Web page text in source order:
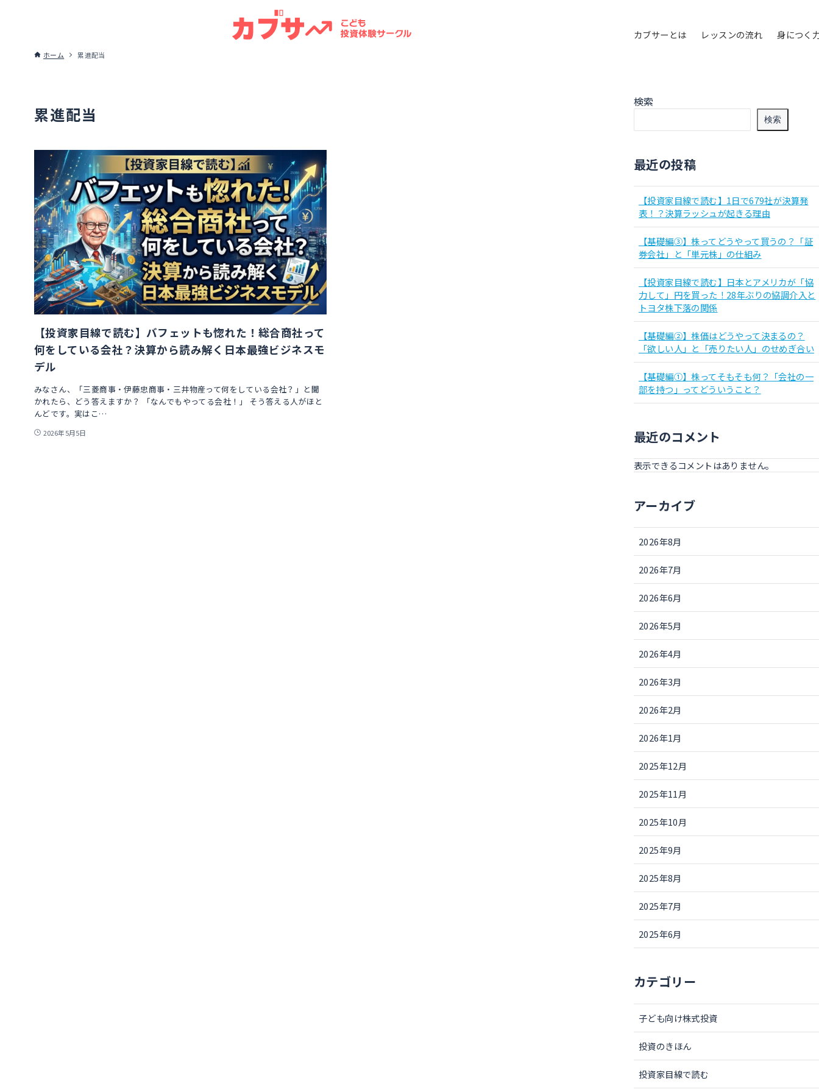
カブサーとは レッスンの流れ 身につく
ホーム 累進配当
累進配当
【投資家目線で読む】バフェットも惚れた！総合商社って
何をしている会社？決算から読み解く日本最強ビジネスモ
デル
みなさん、「三菱商事・伊藤忠商事・三井物産って何をしている会社？」と聞
かれたら、どう答えますか？ 「なんでもやってる会社！」 そう答える人がほと
んどです。実はこ…
2026年5月5日
検索
検索
最近の投稿
【投資家目線で読む】1日で679社が決算発
表！？決算ラッシュが起きる理由
【基礎編③】株ってどうやって買うの？「証
券会社」と「単元株」の仕組み
【投資家目線で読む】日本とアメリカが「協
力して」円を買った！28年ぶりの協調介入と
トヨタ株下落の関係
【基礎編②】株価はどうやって決まるの？
「欲しい人」と「売りたい人」のせめぎ合い
【基礎編①】株ってそもそも何？「会社の一
部を持つ」ってどういうこと？
最近のコメント
表示できるコメントはありません。
アーカイブ
2026年8月
2026年7月
2026年6月
2026年5月
2026年4月
2026年3月
2026年2月
2026年1月
2025年12月
2025年11月
2025年10月
2025年9月
2025年8月
2025年7月
2025年6月
カテゴリー
子ども向け株式投資
投資のきほん
投資家目線で読む